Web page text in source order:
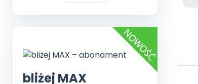
bliżej MAX